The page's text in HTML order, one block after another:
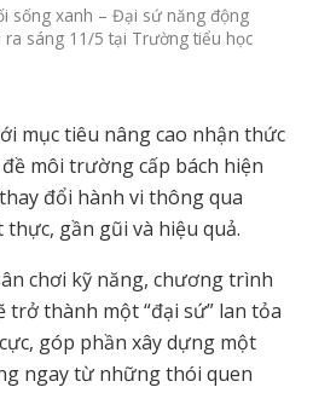
sống xanh – Đại sứ năng động
sáng 11/5 tại Trường tiểu học
mục tiêu nâng cao nhận thức
môi trường cấp bách hiện
đổi hành vi thông qua
gần gũi và hiệu quả.
chơi kỹ năng, chương trình
trở thành một “đại sứ” lan tỏa
góp phần xây dựng một
ngay từ những thói quen